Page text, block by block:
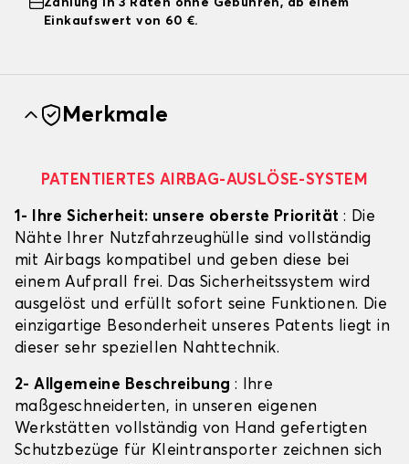
Zahlung in 3 Raten ohne Gebühren, ab einem
Einkaufswert von 60 €.
Merkmale
PATENTIERTES AIRBAG-AUSLÖSE-SYSTEM
1- Ihre Sicherheit: unsere oberste Priorität : Die
Nähte Ihrer Nutzfahrzeughülle sind vollständig
mit Airbags kompatibel und geben diese bei
einem Aufprall frei. Das Sicherheitssystem wird
ausgelöst und erfüllt sofort seine Funktionen. Die
einzigartige Besonderheit unseres Patents liegt in
dieser sehr speziellen Nahttechnik.
2- Allgemeine Beschreibung : Ihre
maßgeschneiderten, in unseren eigenen
Werkstätten vollständig von Hand gefertigten
Schutzbezüge für Kleintransporter zeichnen sich